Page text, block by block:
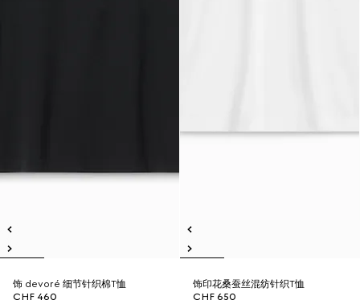
饰 devoré 细节针织棉T恤
CHF 460
饰印花桑蚕丝混纺针织T恤
CHF 650